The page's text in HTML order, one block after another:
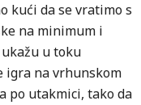
kući da se vratimo s
na minimum i
u toku
igra na vrhunskom
po utakmici, tako da